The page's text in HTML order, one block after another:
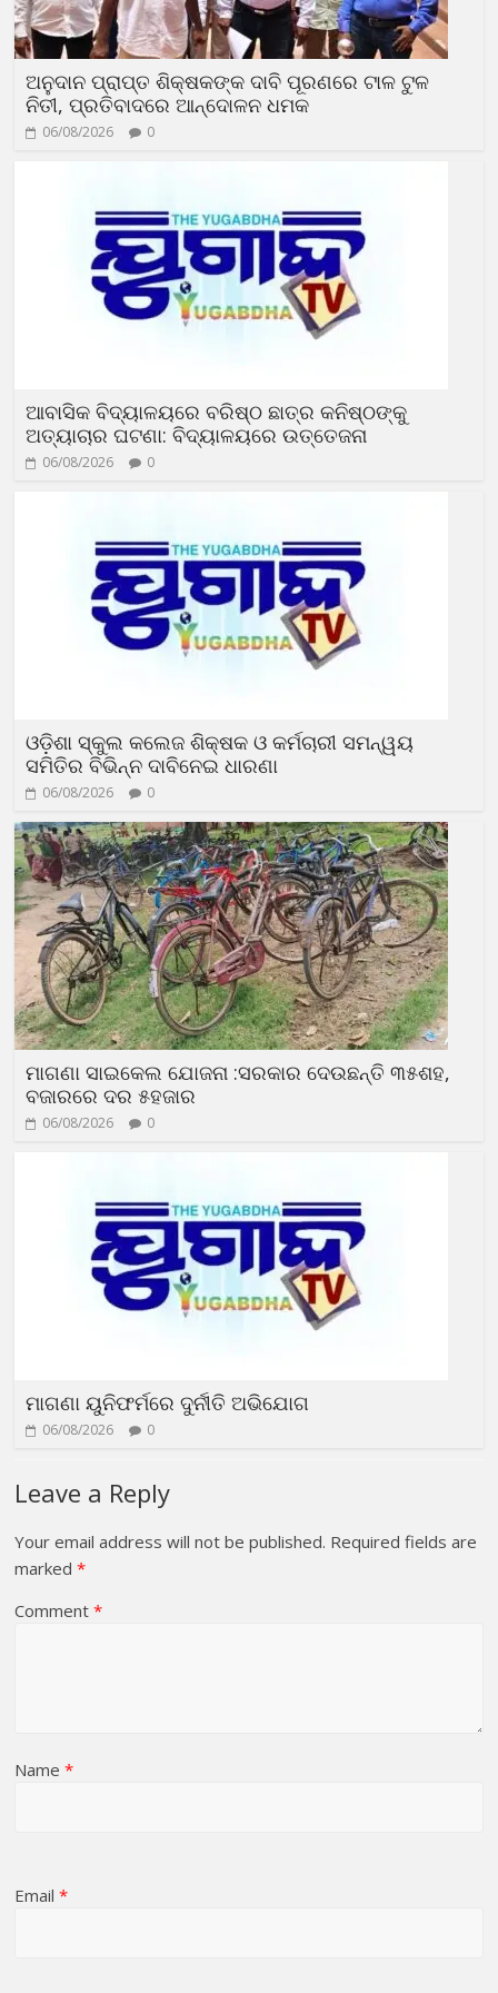
ଅନୁଦାନ ପ୍ରାପ୍ତ ଶିକ୍ଷକଙ୍କ ଦାବି ପୂରଣରେ ଟାଳ ଟୁଳ
ନିତୀ, ପ୍ରତିବାଦରେ ଆନ୍ଦୋଳନ ଧମକ
06/08/2026 0
ଆବାସିକ ବିଦ୍ୟାଳୟରେ ବରିଷ୍ଠ ଛାତ୍ର କନିଷ୍ଠଙ୍କୁ
ଅତ୍ୟାଚାର ଘଟଣା: ବିଦ୍ୟାଳୟରେ ଉତ୍ତେଜନା
06/08/2026 0
ଓଡ଼ିଶା ସ୍କୁଲ କଲେଜ ଶିକ୍ଷକ ଓ କର୍ମଚାରୀ ସମନ୍ୱୟ
ସମିତିର ବିଭିନ୍ନ ଦାବିନେଇ ଧାରଣା
06/08/2026 0
ମାଗଣା ସାଇକେଲ ଯୋଜନା :ସରକାର ଦେଉଛନ୍ତି ୩୫ଶହ,
ବଜାରରେ ଦର ୫ହଜାର
06/08/2026 0
ମାଗଣା ୟୁନିଫର୍ମରେ ଦୁର୍ନୀତି ଅଭିଯୋଗ
06/08/2026 0
Leave a Reply
Your email address will not be published. Required fields are
marked*
Comment*
Name*
Email*